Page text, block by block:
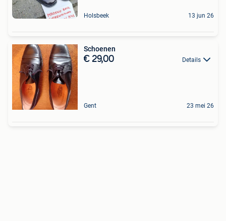
Holsbeek 13 jun 26
Schoenen
€ 29,00 Details
Gent 23 mei 26